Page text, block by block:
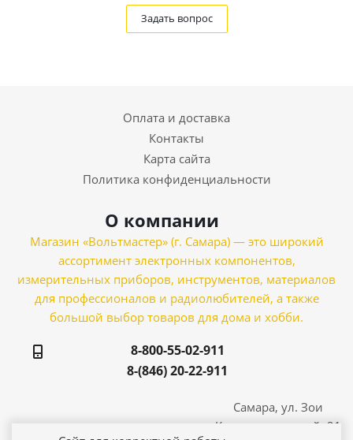
Задать вопрос
Оплата и доставка
Контакты
Карта сайта
Политика конфиденциальности
О компании
Магазин «Вольтмастер» (г. Самара) — это широкий
ассортимент электронных компонентов,
измерительных приборов, инструментов, материалов
для профессионалов и радиолюбителей, а также
большой выбор товаров для дома и хобби.
8-800-55-02-911
8-(846) 20-22-911
Самара, ул. Зои
Космодемьянской, 21